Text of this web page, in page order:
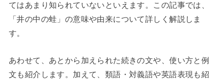
てはあまり知られていないといえます。この記事では、
「井の中の蛙」の意味や由来について詳しく解説しま
す。
あわせて、あとから加えられた続きの文や、使い方と例
文も紹介します。加えて、類語・対義語や英語表現も紹